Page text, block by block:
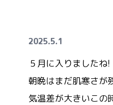
2025.5.1
５月に入りましたね!
朝晩はまだ肌寒さが
気温差が大きいこの